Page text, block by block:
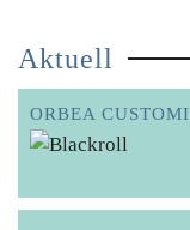
Aktuell
ORBEA